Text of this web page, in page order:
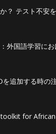
？ テスト不安
外国語学習に
を追加する時の
toolkit for